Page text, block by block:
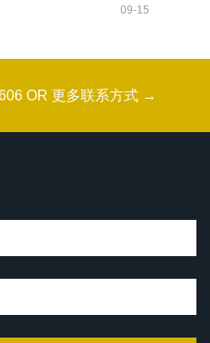
09-15
OR 更多联系方式 →